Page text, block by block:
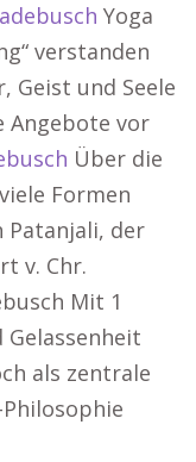
Yoga
verstanden
Geist und Seele
Angebote vor
Über die
Formen
Patanjali, der
v. Chr.
Mit 1
als zentrale